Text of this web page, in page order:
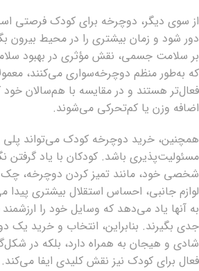
از سوی دیگر، دوچرخه برای کودک فرصتی
دور شود و زمان بیشتری را در محیط بیرون
بر سلامت جسمی، نقش مؤثری در بهبود
که به‌طور منظم دوچرخه‌سواری می‌کنند،
فعال‌تر هستند و در مقایسه با هم‌سالان خود
اضافه وزن یا کم‌تحرکی می‌شوند.
همچنین، خرید دوچرخه کودک می‌تواند پلی
مسئولیت‌پذیری باشد. کودکان با یاد گرفتن
شخصی خود، مانند تمیز کردن دوچرخه، چک
لوازم جانبی، احساس استقلال بیشتری پیدا
به آنها یاد می‌دهد که وسایل خود را ارزشمند
جدی بگیرند. بنابراین، انتخاب و خرید یک
شادی و هیجان به همراه دارد، بلکه در
فعال برای کودک نیز نقش کلیدی ایفا می‌کند.